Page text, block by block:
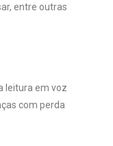
entre outras
leitura em voz
com perda